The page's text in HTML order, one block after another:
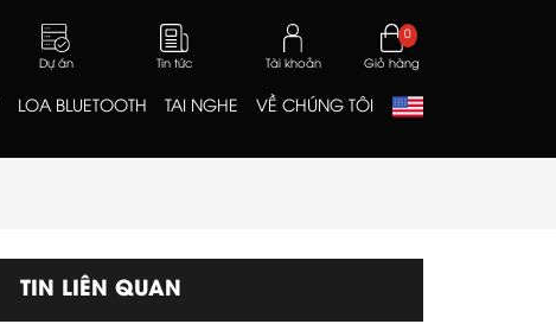
Dự án Tin tức Tài khoản Giỏ hàng
0
LOA BLUETOOTH TAI NGHE VỀ CHÚNG TÔI
TIN LIÊN QUAN